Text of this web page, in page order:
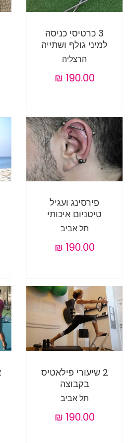
3 כרטיסי כניסה
למיני גולף ושתייה
הרצליה
פירסינג ועגיל
טיטניום איכותי
תל אביב
2 שיעורי פילאטיס
בקבוצה
תל אביב